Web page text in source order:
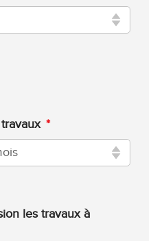
*
les travaux à